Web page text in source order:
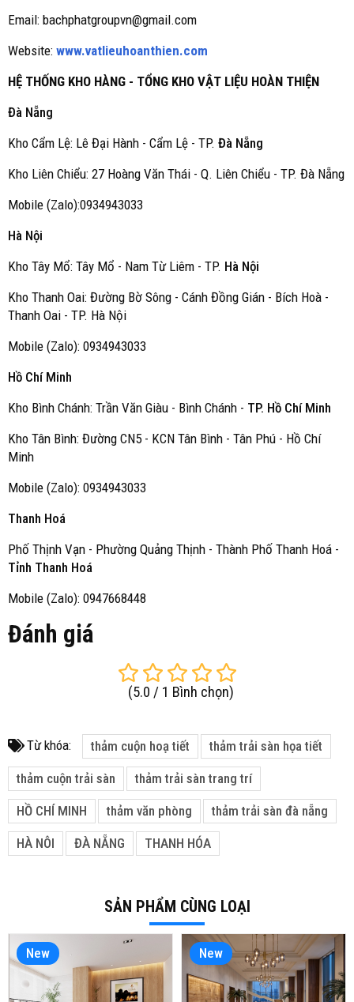
Email: bachphatgroupvn@gmail.com
Website: www.vatlieuhoanthien.com
HỆ THỐNG KHO HÀNG - TỔNG KHO VẬT LIỆU HOÀN THIỆN
Đà Nẵng
Kho Cẩm Lệ: Lê Đại Hành - Cẩm Lệ - TP. Đà Nẵng
Kho Liên Chiểu: 27 Hoàng Văn Thái - Q. Liên Chiểu - TP. Đà Nẵng
Mobile (Zalo):0934943033
Hà Nội
Kho Tây Mổ: Tây Mổ - Nam Từ Liêm - TP. Hà Nội
Kho Thanh Oai: Đường Bờ Sông - Cánh Đồng Gián - Bích Hoà -
Thanh Oai - TP. Hà Nội
Mobile (Zalo): 0934943033
Hồ Chí Minh
Kho Bình Chánh: Trần Văn Giàu - Bình Chánh - TP. Hồ Chí Minh
Kho Tân Bình: Đường CN5 - KCN Tân Bình - Tân Phú - Hồ Chí
Minh
Mobile (Zalo): 0934943033
Thanh Hoá
Phố Thịnh Vạn - Phường Quảng Thịnh - Thành Phố Thanh Hoá -
Tỉnh Thanh Hoá
Mobile (Zalo): 0947668448
Đánh giá
(5.0 / 1 Bình chọn)
Từ khóa: thảm cuộn hoạ tiết thảm trải sàn họa tiết
thảm cuộn trải sàn thảm trải sàn trang trí
HỒ CHÍ MINH thảm văn phòng thảm trải sàn đà nẵng
HÀ NÔI ĐÀ NẴNG THANH HÓA
SẢN PHẨM CÙNG LOẠI
New New